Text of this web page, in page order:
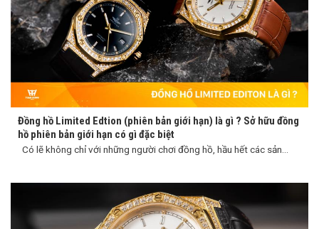
Đồng hồ Limited Edtion (phiên bản giới hạn) là gì ? Sở hữu đồng
hồ phiên bản giới hạn có gì đặc biệt
Có lẽ không chỉ với những người chơi đồng hồ, hầu hết các sản...